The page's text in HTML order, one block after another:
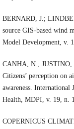
BERNARD, J.;
source GIS-based wind
Model Development, v.
CANHA, N.;
Citizens’ perception on
awareness. International
Health, MDPI, v. 19, n.
COPERNICUS